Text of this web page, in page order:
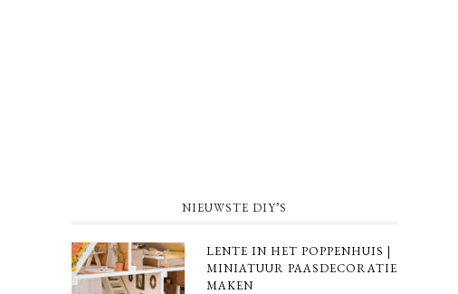
NIEUWSTE DIY’S
LENTE IN HET POPPENHUIS |
MINIATUUR PAASDECORATIE
MAKEN